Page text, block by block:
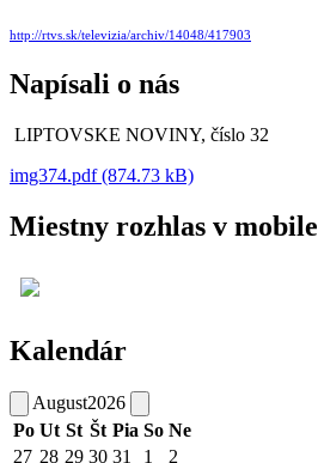
http://rtvs.sk/televizia/archiv/14048/417903
Napísali o nás
LIPTOVSKE NOVINY, číslo 32
img374.pdf (874.73 kB)
Miestny rozhlas v mobile
Kalendár
August2026
Po Ut St Št Pia So Ne
27 28 29 30 31 1 2